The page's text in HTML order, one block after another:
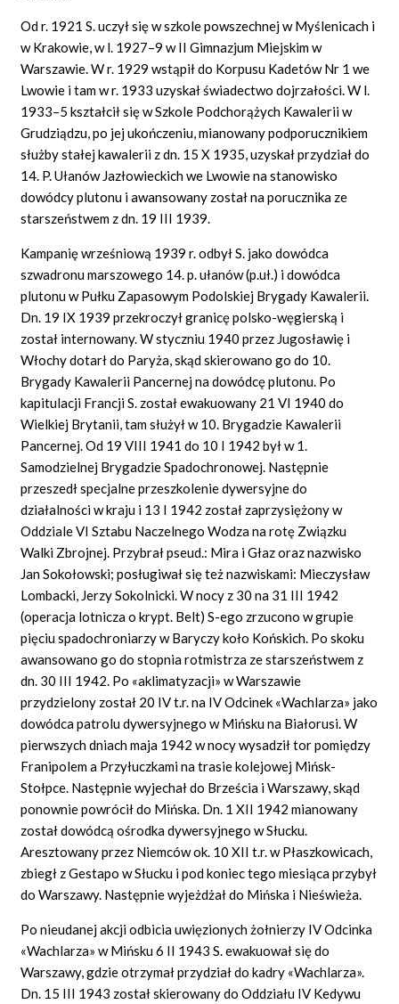
Od r. 1921 S. uczył się w szkole powszechnej w Myślenicach i
w Krakowie, w l. 1927–9 w II Gimnazjum Miejskim w
Warszawie. W r. 1929 wstąpił do Korpusu Kadetów Nr 1 we
Lwowie i tam w r. 1933 uzyskał świadectwo dojrzałości. W l.
1933–5 kształcił się w Szkole Podchorążych Kawalerii w
Grudziądzu, po jej ukończeniu, mianowany podporucznikiem
służby stałej kawalerii z dn. 15 X 1935, uzyskał przydział do
14. P. Ułanów Jazłowieckich we Lwowie na stanowisko
dowódcy plutonu i awansowany został na porucznika ze
starszeństwem z dn. 19 III 1939.
Kampanię wrześniową 1939 r. odbył S. jako dowódca
szwadronu marszowego 14. p. ułanów (p.uł.) i dowódca
plutonu w Pułku Zapasowym Podolskiej Brygady Kawalerii.
Dn. 19 IX 1939 przekroczył granicę polsko-węgierską i
został internowany. W styczniu 1940 przez Jugosławię i
Włochy dotarł do Paryża, skąd skierowano go do 10.
Brygady Kawalerii Pancernej na dowódcę plutonu. Po
kapitulacji Francji S. został ewakuowany 21 VI 1940 do
Wielkiej Brytanii, tam służył w 10. Brygadzie Kawalerii
Pancernej. Od 19 VIII 1941 do 10 I 1942 był w 1.
Samodzielnej Brygadzie Spadochronowej. Następnie
przeszedł specjalne przeszkolenie dywersyjne do
działalności w kraju i 13 I 1942 został zaprzysiężony w
Oddziale VI Sztabu Naczelnego Wodza na rotę Związku
Walki Zbrojnej. Przybrał pseud.: Mira i Głaz oraz nazwisko
Jan Sokołowski; posługiwał się też nazwiskami: Mieczysław
Lombacki, Jerzy Sokolnicki. W nocy z 30 na 31 III 1942
(operacja lotnicza o krypt. Belt) S-ego zrzucono w grupie
pięciu spadochroniarzy w Baryczy koło Końskich. Po skoku
awansowano go do stopnia rotmistrza ze starszeństwem z
dn. 30 III 1942. Po «aklimatyzacji» w Warszawie
przydzielony został 20 IV t.r. na IV Odcinek «Wachlarza» jako
dowódca patrolu dywersyjnego w Mińsku na Białorusi. W
pierwszych dniach maja 1942 w nocy wysadził tor pomiędzy
Franipolem a Przyłuczkami na trasie kolejowej Mińsk-
Stołpce. Następnie wyjechał do Brześcia i Warszawy, skąd
ponownie powrócił do Mińska. Dn. 1 XII 1942 mianowany
został dowódcą ośrodka dywersyjnego w Słucku.
Aresztowany przez Niemców ok. 10 XII t.r. w Płaszkowicach,
zbiegł z Gestapo w Słucku i pod koniec tego miesiąca przybył
do Warszawy. Następnie wyjeżdżał do Mińska i Nieświeża.
Po nieudanej akcji odbicia uwięzionych żołnierzy IV Odcinka
«Wachlarza» w Mińsku 6 II 1943 S. ewakuował się do
Warszawy, gdzie otrzymał przydział do kadry «Wachlarza».
Dn. 15 III 1943 został skierowany do Oddziału IV Kedywu